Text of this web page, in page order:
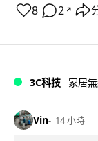
8 2 ↗
3C科技 家居
Vin 14 小時